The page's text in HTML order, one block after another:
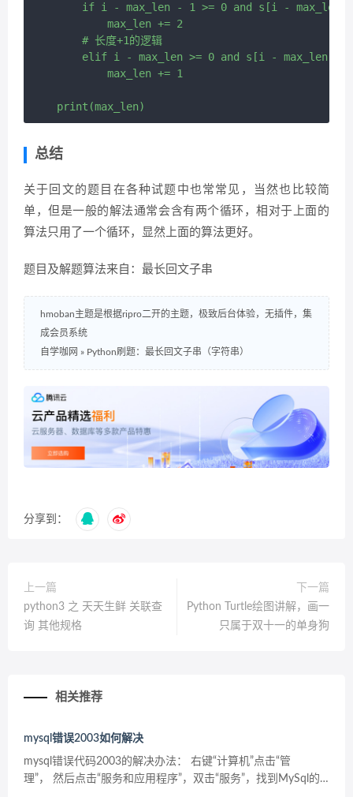
if i - max_len - 1 >= 0 and s[i - max_len
            max_len += 2
        # 长度+1的逻辑
elif i - max_len >= 0 and s[i - max_len:i
            max_len += 1
总结
关于回文的题目在各种试题中也常常见，当然也比较简
单，但是一般的解法通常会含有两个循环，相对于上面的
算法只用了一个循环，显然上面的算法更好。
题目及解题算法来自：最长回文子串
hmoban主题是根据ripro二开的主题，极致后台体验，无插件，集
成会员系统
自学咖网 » Python刷题：最长回文子串（字符串）
分享到：
上一篇
python3 之 天天生鲜 关联查
询 其他规格
下一篇
Python Turtle绘图讲解，画一
只属于双十一的单身狗
相关推荐
mysql错误2003如何解决
mysql错误代码2003的解决办法： 右键“计算机”点击“管
理”， 然后点击“服务和应用程序”，双击“服务”，找到MySql的